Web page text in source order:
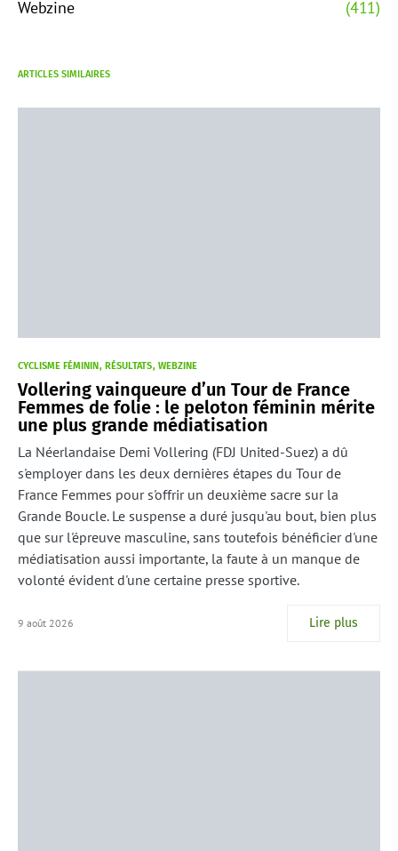
Webzine (411)
ARTICLES SIMILAIRES
CYCLISME FÉMININ RÉSULTATS WEBZINE
Vollering vainqueure d’un Tour de France
Femmes de folie : le peloton féminin mérite
une plus grande médiatisation
La Néerlandaise Demi Vollering (FDJ United-Suez) a dû
s'employer dans les deux dernières étapes du Tour de
France Femmes pour s'offrir un deuxième sacre sur la
Grande Boucle. Le suspense a duré jusqu'au bout, bien plus
que sur l'épreuve masculine, sans toutefois bénéficier d'une
médiatisation aussi importante, la faute à un manque de
volonté évident d'une certaine presse sportive.
9 août 2026 Lire plus